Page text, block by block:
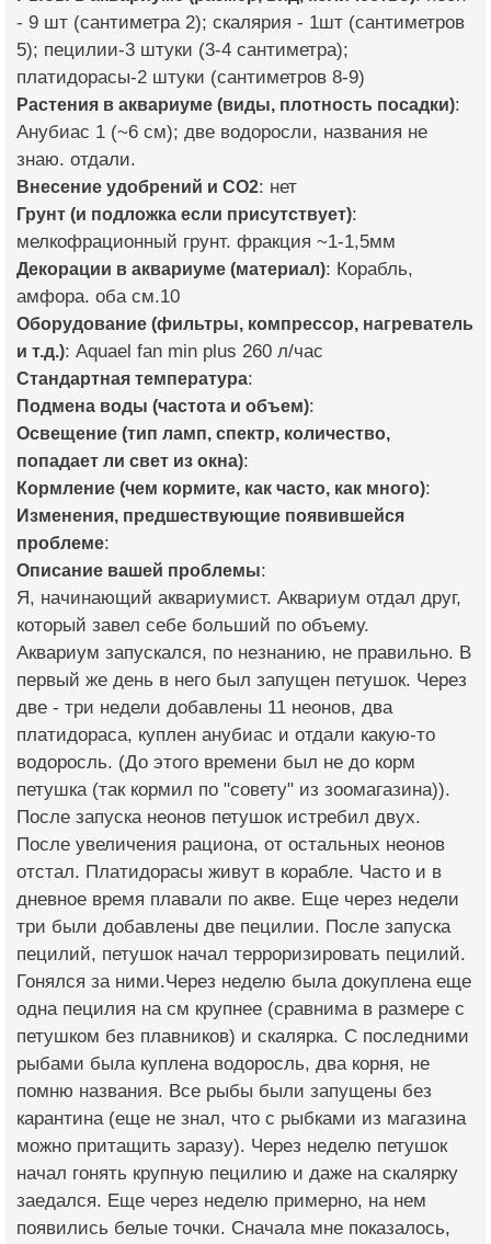
- 9 шт (сантиметра 2); скалярия - 1шт (сантиметров
5); пецилии-3 штуки (3-4 сантиметра);
платидорасы-2 штуки (сантиметров 8-9)
Растения в аквариуме (виды, плотность посадки):
Анубиас 1 (~6 см); две водоросли, названия не
знаю. отдали.
Внесение удобрений и CO2: нет
Грунт (и подложка если присутствует):
мелкофрационный грунт. фракция ~1-1,5мм
Декорации в аквариуме (материал): Корабль,
амфора. оба см.10
Оборудование (фильтры, компрессор, нагреватель
и т.д.): Aquael fan min plus 260 л/час
Стандартная температура:
Подмена воды (частота и объем):
Освещение (тип ламп, спектр, количество,
попадает ли свет из окна):
Кормление (чем кормите, как часто, как много):
Изменения, предшествующие появившейся
проблеме:
Описание вашей проблемы:
Я, начинающий аквариумист. Аквариум отдал друг,
который завел себе больший по объему.
Аквариум запускался, по незнанию, не правильно. В
первый же день в него был запущен петушок. Через
две - три недели добавлены 11 неонов, два
платидораса, куплен анубиас и отдали какую-то
водоросль. (До этого времени был не до корм
петушка (так кормил по "совету" из зоомагазина)).
После запуска неонов петушок истребил двух.
После увеличения рациона, от остальных неонов
отстал. Платидорасы живут в корабле. Часто и в
дневное время плавали по акве. Еще через недели
три были добавлены две пецилии. После запуска
пецилий, петушок начал терроризировать пецилий.
Гонялся за ними.Через неделю была докуплена еще
одна пецилия на см крупнее (сравнима в размере с
петушком без плавников) и скалярка. С последними
рыбами была куплена водоросль, два корня, не
помню названия. Все рыбы были запущены без
карантина (еще не знал, что с рыбками из магазина
можно притащить заразу). Через неделю петушок
начал гонять крупную пецилию и даже на скалярку
заедался. Еще через неделю примерно, на нем
появились белые точки. Сначала мне показалось,